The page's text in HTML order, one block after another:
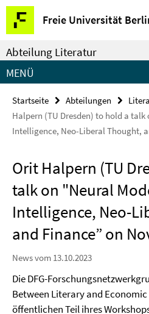
Springe
direkt
zu
Inhalt
Freie Universität
Service-
Navigation
Abteilung Literatur
MENÜ
Startseite Abteilungen
Halpern (TU Dresden) to hold a
Intelligence, Neo-Liberal Thought,
Orit Halpern (TU
talk on "Neural
Intelligence, Neo-
and Finance” on
News vom 13.10.2023
Die DFG-
Between Literary and
öffentlichen Teil ihres